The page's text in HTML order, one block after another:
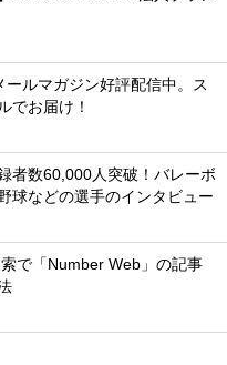
ールマガジン好評配信中。ス
でお届け！
者数60,000人突破！バレーボ
球などの選手のインタビュー
で「Number Web」の記事